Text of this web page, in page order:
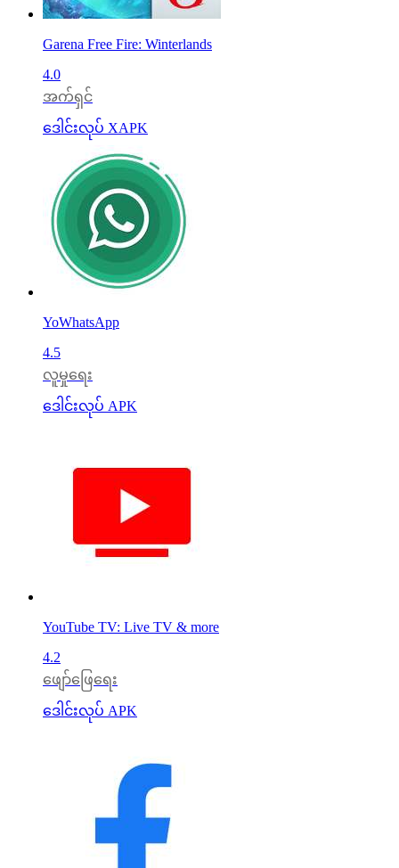
Garena Free Fire: Winterlands
4.0
အက်ရှင်
ဒေါင်းလုပ် XAPK
YoWhatsApp
4.5
လူမှုရေး
ဒေါင်းလုပ် APK
YouTube TV: Live TV & more
4.2
ဖျော်ဖြေရေး
ဒေါင်းလုပ် APK